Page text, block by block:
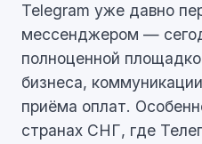
Telegram уже давно
мессенджером —
полноценной
бизнеса,
приёма оплат.
странах СНГ, где